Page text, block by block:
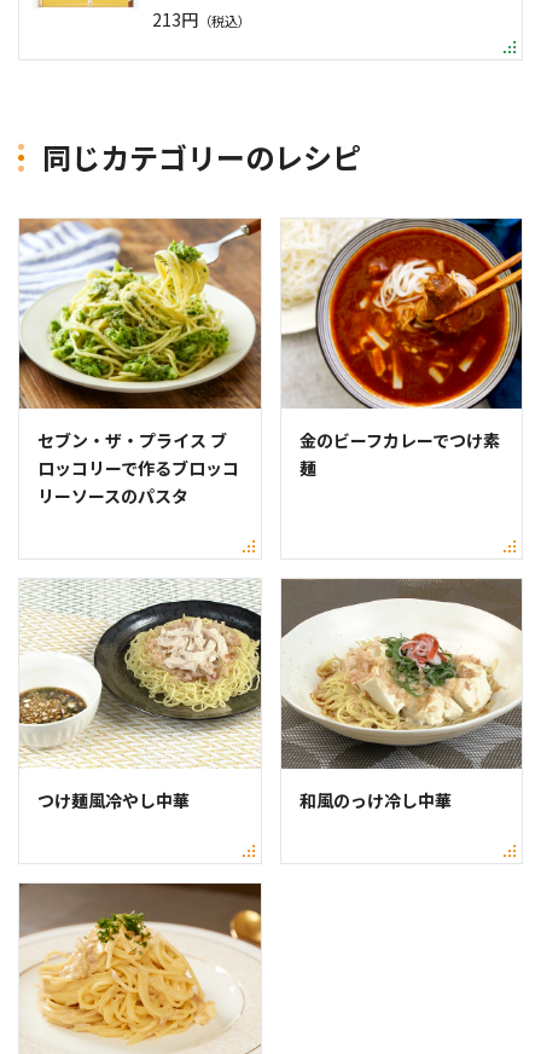
213円 （税込）
同じカテゴリーのレシピ
セブン・ザ・プライス ブ
ロッコリーで作るブロッコ
リーソースのパスタ
金のビーフカレーでつけ素
麺
つけ麺風冷やし中華 和風のっけ冷し中華